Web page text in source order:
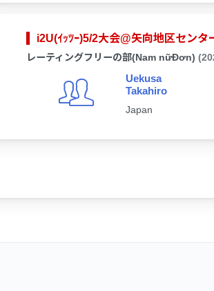
i2U(ｲｯﾂｰ)5/2大会@矢向地区セン
レーティングフリーの部(Nam nữĐơn)
Uekusa
Takahiro
Japan